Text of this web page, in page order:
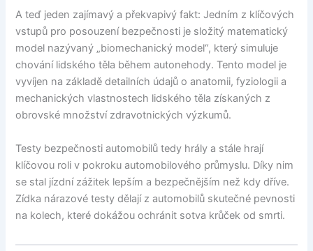
A teď jeden zajímavý a překvapivý fakt: Jedním z klíčových
vstupů pro posouzení bezpečnosti je složitý matematický
model nazývaný „biomechanický model“, který simuluje
chování lidského těla během autonehody. Tento model je
vyvíjen na základě detailních údajů o anatomii, fyziologii a
mechanických vlastnostech lidského těla získaných z
obrovské množství zdravotnických výzkumů.
Testy bezpečnosti automobilů tedy hrály a stále hrají
klíčovou roli v pokroku automobilového průmyslu. Díky nim
se stal jízdní zážitek lepším a bezpečnějším než kdy dříve.
Zídka nárazové testy dělají z automobilů skutečné pevnosti
na kolech, které dokážou ochránit sotva krůček od smrti.